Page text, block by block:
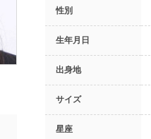
性別
生年月日
出身地
サイズ
星座